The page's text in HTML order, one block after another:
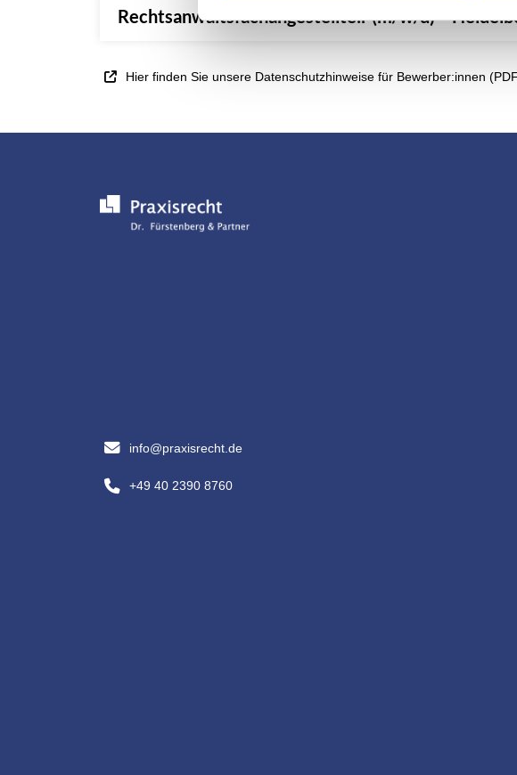
Rechtsanwaltsfachangestellte:r (m/w/d) –
Hier finden Sie unsere Datenschutzhinweise für Bewerber:innen
info@praxisrecht.de
+49 40 2390 8760